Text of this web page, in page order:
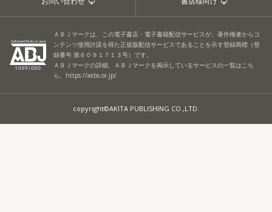
ＡＢＪマークは、この電子書店・電子書籍配信サービスが、著作権者からコ
ンテンツ使用許諾を得た正規版配信サービスであることを示す登録商標（登
録番号 第６０９１７１３号）です。
ＡＢＪマークの詳細、ＡＢＪマークを掲示しているサービスの一覧はこち
ら。 https://aebs.or.jp/
copyright©AKITA PUBLISHING CO.,LTD.